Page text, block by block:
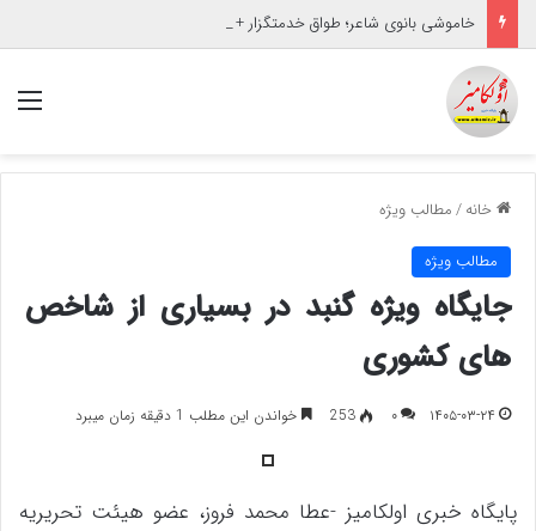
خاموشی بانوی شاعر؛ طواق خدمتگزار + تصاویر
خانه/مطالب ویژه
مطالب ویژه
جایگاه ویژه گنبد در بسیاری از شاخص
های کشوری
۱۴۰۵-۰۳-۲۴ ۰ 253 خواندن این مطلب 1 دقیقه زمان میبرد
پایگاه خبری اولکامیز -عطا محمد فروز، عضو هیئت تحریریه